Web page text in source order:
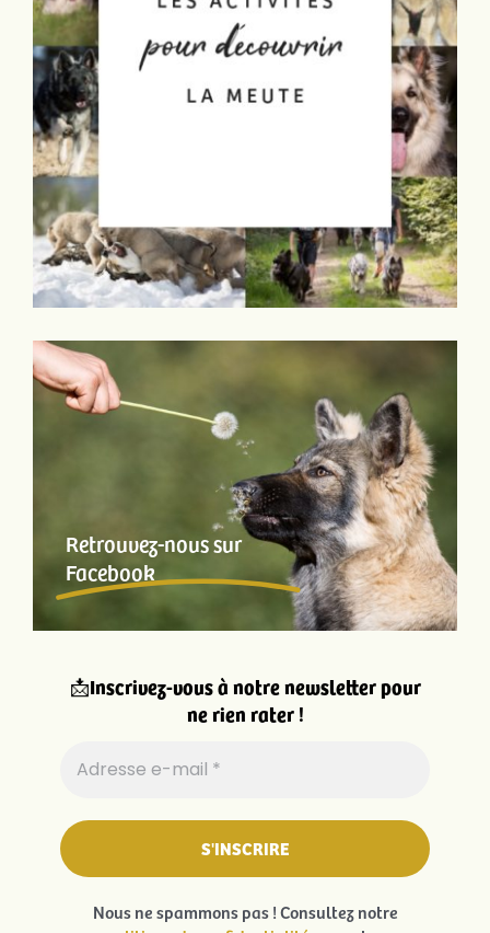
Retrouvez-nous sur
Facebook
📩Inscrivez-vous à notre newsletter pour
ne rien rater !
Nous ne spammons pas ! Consultez notre